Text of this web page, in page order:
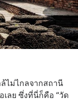
ไม่ไกลจากสถานี
เลย ซึ่งที่นี่ก็คือ “วัด